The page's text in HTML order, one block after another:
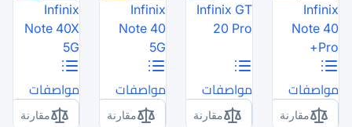
Infinix
Note 40
5G
مواصفات
مقارنة
Infinix
Note 40X
مواصفات
مقارنة